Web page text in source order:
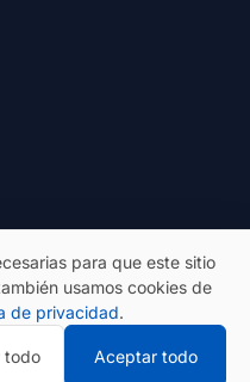
reservados.
Términos de uso
para que este sitio
usamos cookies de
de privacidad.
todo Aceptar todo